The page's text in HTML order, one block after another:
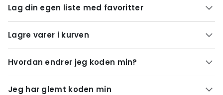
Lag din egen liste med favoritter
Lagre varer i kurven
Hvordan endrer jeg koden min?
Jeg har glemt koden min